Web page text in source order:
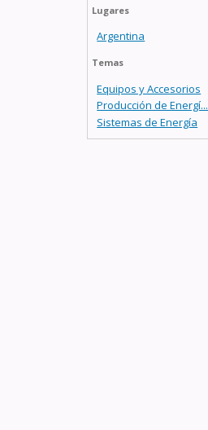
Lugares
Argentina
Temas
Equipos y Accesorios
Producción de Energí...
Sistemas de Energía